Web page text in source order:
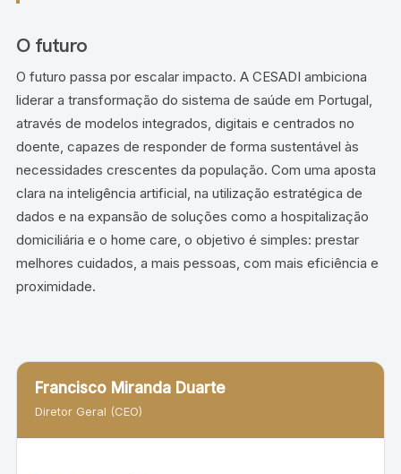
O futuro
O futuro passa por escalar impacto. A CESADI ambiciona
liderar a transformação do sistema de saúde em Portugal,
através de modelos integrados, digitais e centrados no
doente, capazes de responder de forma sustentável às
necessidades crescentes da população. Com uma aposta
clara na inteligência artificial, na utilização estratégica de
dados e na expansão de soluções como a hospitalização
domiciliária e o home care, o objetivo é simples: prestar
melhores cuidados, a mais pessoas, com mais eficiência e
proximidade.
Francisco Miranda Duarte
Diretor Geral (CEO)